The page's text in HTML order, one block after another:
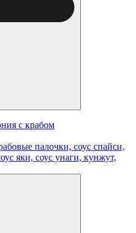
с крабом
палочки, соус спайси,
яки, соус унаги, кунжут,